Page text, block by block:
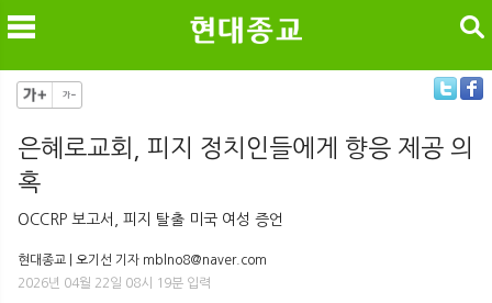
메
검색
은혜로교회, 피지 정치인들에게 향응 제공 의
혹
OCCRP 보고서, 피지 탈출 미국 여성 증언
현대종교 | 오기선 기자 mblno8@naver.com
2026년 04월 22일 08시 19분 입력